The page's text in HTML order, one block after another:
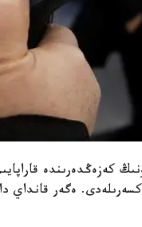
كەزەڭدەرىندە
ەگەر قانداي دا